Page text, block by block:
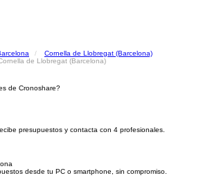
Cornella de Llobregat (Barcelona)
de Llobregat (Barcelona)
de Cronoshare?
presupuestos y contacta con 4 profesionales.
desde tu PC o smartphone, sin compromiso.